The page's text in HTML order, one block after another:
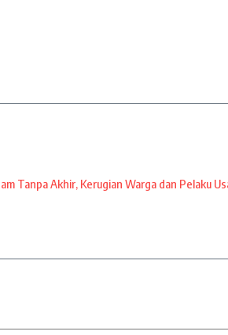
Tanpa Akhir, Kerugian Warga dan Pelaku